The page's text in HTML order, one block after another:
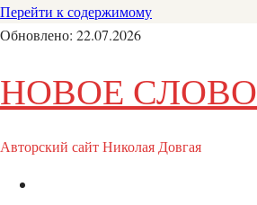
Перейти к содержимому
Обновлено: 22.07.2026
НОВОЕ СЛОВО
Авторский сайт Николая Довгая